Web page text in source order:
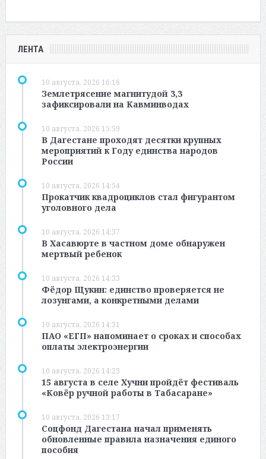
ЛЕНТА
10 августа, 2026 16:16
Землетрясение магнитудой 3,3
зафиксировали на Кавминводах
10 августа, 2026 15:59
В Дагестане проходят десятки крупных
мероприятий к Году единства народов
России
10 августа, 2026 14:54
Прокатчик квадроциклов стал фигурантом
уголовного дела
10 августа, 2026 14:37
В Хасавюрте в частном доме обнаружен
мертвый ребенок
10 августа, 2026 14:33
Фёдор Щукин: единство проверяется не
лозунгами, а конкретными делами
10 августа, 2026 14:31
ПАО «ЕГП» напоминает о сроках и способах
оплаты электроэнергии
10 августа, 2026 14:23
15 августа в селе Хучни пройдёт фестиваль
«Ковёр ручной работы в Табасаране»
10 августа, 2026 13:17
Соцфонд Дагестана начал применять
обновленные правила назначения единого
пособия